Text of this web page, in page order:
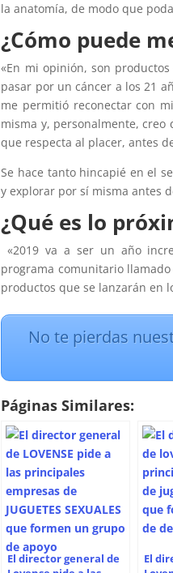
la anatomía, de modo que
¿Cómo puede
«En mi opinión, son
pasar por un cáncer a los 21
me permitió reconectar con
misma y, personalmente,
que respecta al placer, antes
Se hace tanto hincapié en el
y explorar por sí misma antes
¿Qué es lo
«2019 va a ser un año
programa comunitario
productos que se lanzarán en
No te pierdas
Páginas Similares:
El director general de
El